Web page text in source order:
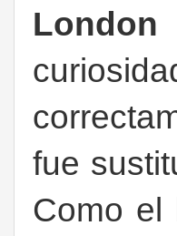
London
fue
Como el